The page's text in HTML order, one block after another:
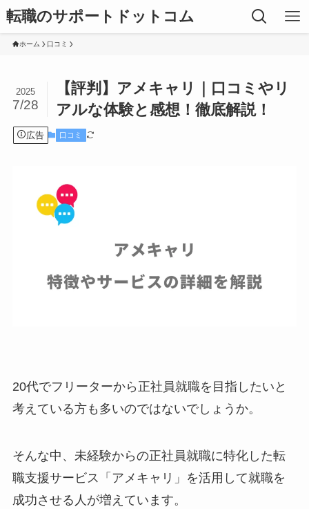
転職のサポートドットコム
ホーム 口コミ
【評判】アメキャリ｜口コミやリ
アルな体験と感想！徹底解説！
2025
7/28
広告 口コミ
20代でフリーターから正社員就職を目指したいと
考えている方も多いのではないでしょうか。
そんな中、未経験からの正社員就職に特化した転
職支援サービス「アメキャリ」を活用して就職を
成功させる人が増えています。